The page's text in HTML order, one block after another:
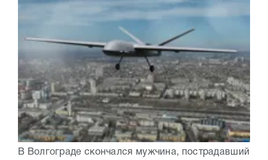
В Волгограде скончался мужчина, пострадавший